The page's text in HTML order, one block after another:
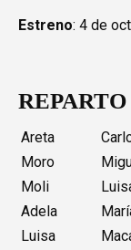
Estreno: 4 de
REPARTO
Areta
Moro
Moli
Adela
Luisa